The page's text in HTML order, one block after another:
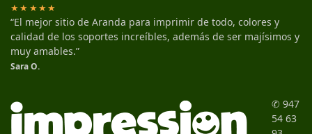
★★★★★
“El mejor sitio de Aranda para imprimir de todo, colores y
calidad de los soportes increíbles, además de ser majísimos y
muy amables.”
Sara O.
✆ 947
54 63